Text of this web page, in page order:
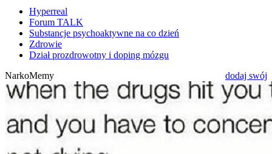
Hyperreal
Forum TALK
Substancje psychoaktywne na co dzień
Zdrowie
Dział prozdrowotny i doping mózgu
NarkoMemy
dodaj swój